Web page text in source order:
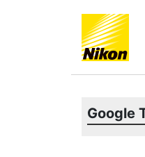
Google